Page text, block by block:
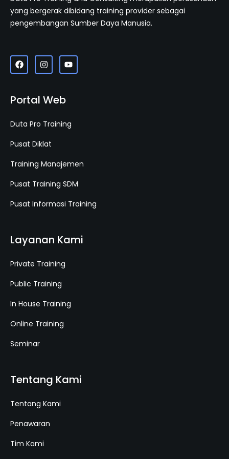
yang bergerak dibidang training provider sebagai
pengembangan Sumber Daya Manusia.
Portal Web
Duta Pro Training
Pusat Diklat
Training Manajemen
Pusat Training SDM
Pusat Informasi Training
Layanan Kami
Private Training
Public Training
In House Training
Online Training
Seminar
Tentang Kami
Tentang Kami
Penawaran
Tim Kami